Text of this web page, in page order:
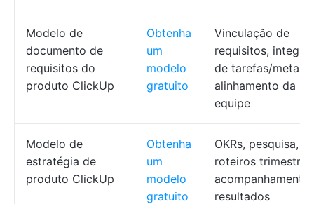
Modelo de
documento de
requisitos do
produto ClickUp
Obtenha
um
modelo
gratuito
Vinculação de
requisitos,
de tarefas/metas,
alinhamento da
equipe
Modelo de
estratégia de
produto ClickUp
Obtenha
um
modelo
gratuito
OKRs, pesquisa,
roteiros
acompanhamento
resultados